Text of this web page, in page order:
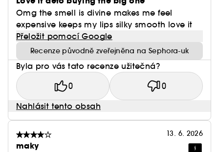
Omg the smell is divine makes me feel
expensive keeps my lips silky smooth love it
Přeložit pomocí Google
Recenze původně zveřejněna na Sephora-uk
Byla pro vás tato recenze užitečná?
0 0
Nahlásit tento obsah
13. 6. 2026
maky